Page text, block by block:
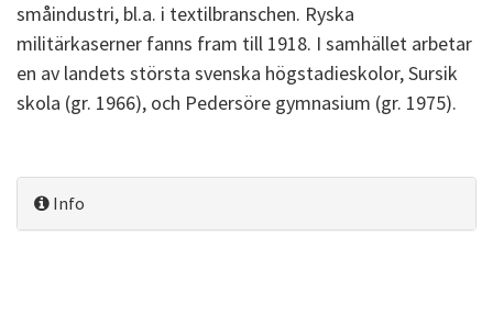
småindustri, bl.a. i textilbranschen. Ryska
militärkaserner fanns fram till 1918. I samhället arbetar
en av landets största svenska högstadieskolor, Sursik
skola (gr. 1966), och Pedersöre gymnasium (gr. 1975).
Info